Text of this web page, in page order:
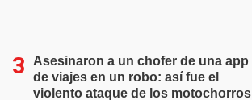
Asesinaron a un chofer de una app
de viajes en un robo: así fue el
violento ataque de los motochorros